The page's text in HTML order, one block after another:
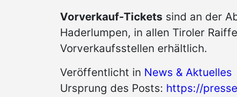
Vorverkauf-Tickets sind an der
Haderlumpen, in allen Tiroler
Vorverkaufsstellen erhältlich.
Veröffentlicht in News & Aktuelles
Ursprung des Posts: https://